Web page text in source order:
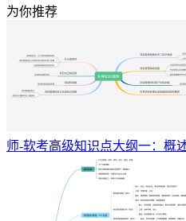
为你推荐
师-软考高级知识点大纲一：概